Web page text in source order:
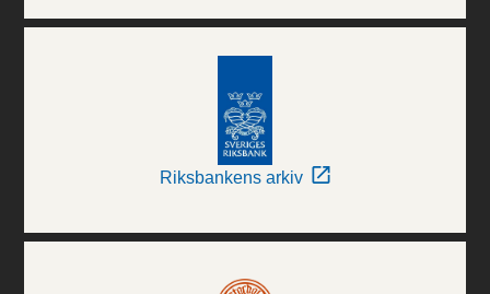
Riksbankens arkiv